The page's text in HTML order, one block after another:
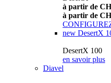
à partir de
à partir de
new DesertX
DesertX 100
en savoir plus
Diavel